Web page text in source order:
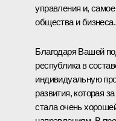
управления и,
общества и бизнеса.
Благодаря Вашей
республика в
индивидуальную
развития, которая
стала очень